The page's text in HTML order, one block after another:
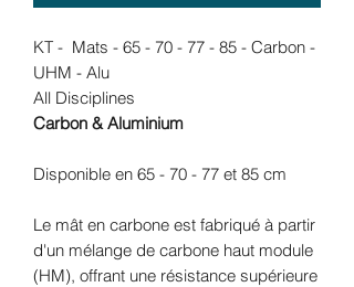
KT - Mats - 65 - 70 - 77 - 85 - Carbon -
UHM - Alu
All Disciplines
Carbon & Aluminium
Disponible en 65 - 70 - 77 et 85 cm
Le mât en carbone est fabriqué à partir
d'un mélange de carbone haut module
(HM), offrant une résistance supérieure